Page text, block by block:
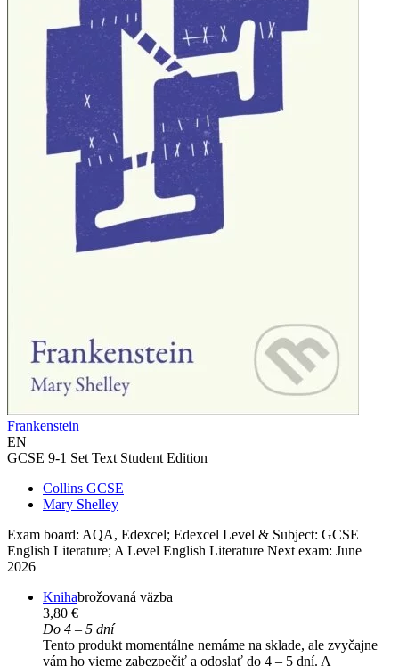
Frankenstein
EN
GCSE 9-1 Set Text Student Edition
Collins GCSE
Mary Shelley
Exam board: AQA, Edexcel; Edexcel Level & Subject: GCSE
English Literature; A Level English Literature Next exam: June
2026
Knihabrožovaná väzba
3,80 €
Do 4 – 5 dní
Tento produkt momentálne nemáme na sklade, ale zvyčajne
vám ho vieme zabezpečiť a odoslať do 4 – 5 dní. A